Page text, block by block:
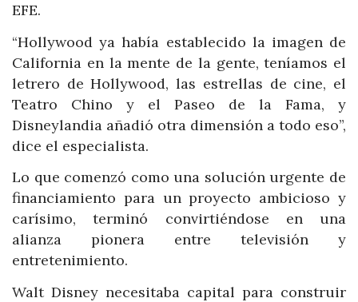
EFE.
“Hollywood ya había establecido la imagen de
California en la mente de la gente, teníamos el
letrero de Hollywood, las estrellas de cine, el
Teatro Chino y el Paseo de la Fama, y
Disneylandia añadió otra dimensión a todo eso”,
dice el especialista.
Lo que comenzó como una solución urgente de
financiamiento para un proyecto ambicioso y
carísimo, terminó convirtiéndose en una
alianza pionera entre televisión y
entretenimiento.
Walt Disney necesitaba capital para construir